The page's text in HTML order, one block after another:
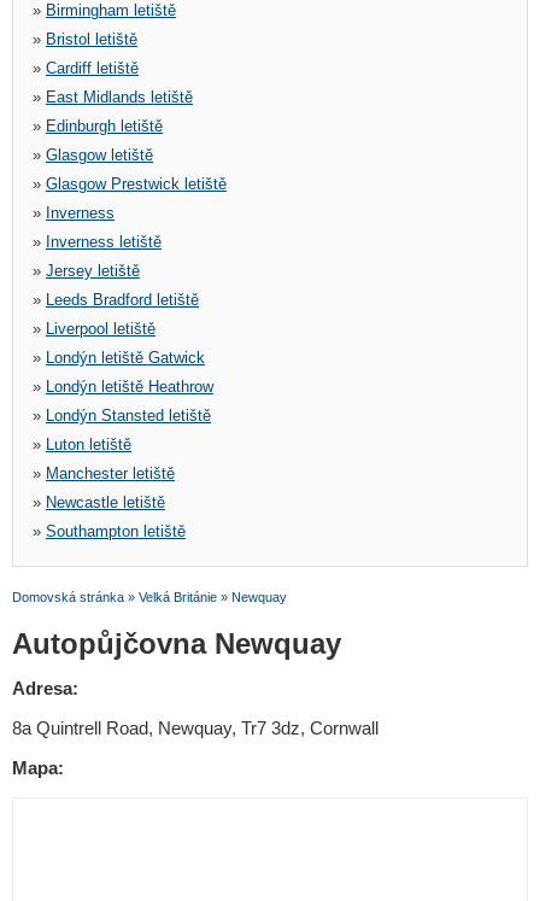
» Birmingham letiště
» Bristol letiště
» Cardiff letiště
» East Midlands letiště
» Edinburgh letiště
» Glasgow letiště
» Glasgow Prestwick letiště
» Inverness
» Inverness letiště
» Jersey letiště
» Leeds Bradford letiště
» Liverpool letiště
» Londýn letiště Gatwick
» Londýn letiště Heathrow
» Londýn Stansted letiště
» Luton letiště
» Manchester letiště
» Newcastle letiště
» Southampton letiště
Domovská stránka » Velká Británie » Newquay
Autopůjčovna Newquay
Adresa:
8a Quintrell Road, Newquay, Tr7 3dz, Cornwall
Mapa: